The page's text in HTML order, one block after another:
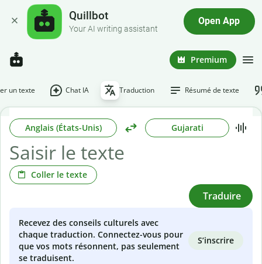
Quillbot
Your AI writing assistant
Open App
Premium
un texte Chat IA Traduction Résumé de texte
Anglais (États-Unis) Gujarati
Coller le texte
Traduire
Recevez des conseils culturels avec
chaque traduction. Connectez-vous pour
que vos mots résonnent, pas seulement
se traduisent.
S’inscrire